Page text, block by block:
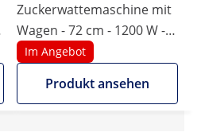
Zuckerwattemaschine mit
Wagen - 72 cm - 1200 W -
Spuckschutz - pink - Royal
Catering
Im Angebot
Produkt ansehen